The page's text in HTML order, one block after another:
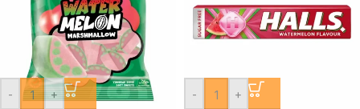
- + - +